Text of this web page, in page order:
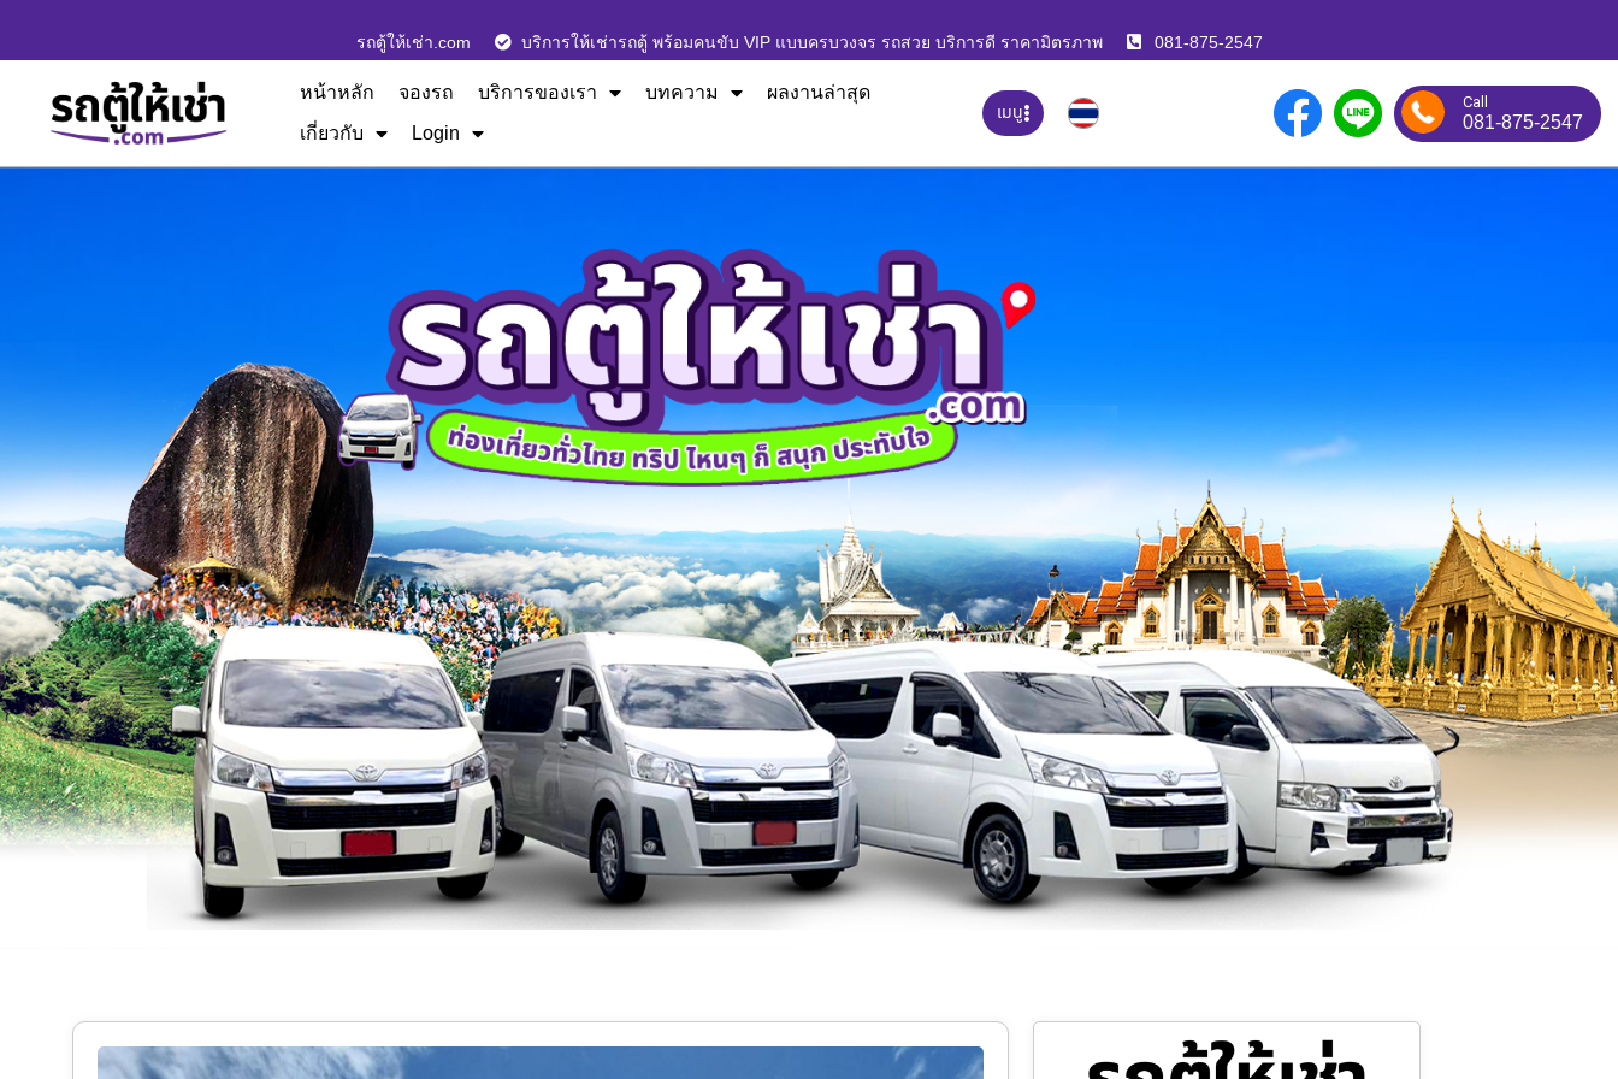
รถตู้ให้เช่า.com บริการให้เช่ารถตู้ พร้อมคนขับ VIP แบบครบวงจร รถสวย บริการดี ราคามิตรภาพ 081-875-2547
หน้าหลัก จองรถ บริการของเรา บทความ
ผลงานล่าสุด
เกี่ยวกับ
Login
เมนู Call
081-875-2547